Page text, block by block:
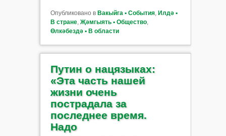
Опубликовано в Вакыйга ▪ События, Илдә ▪
В стране, Җәмгыять ▪ Общество,
Өлкәбездә ▪ В области
Путин о нацязыках:
«Эта часть нашей
жизни очень
пострадала за
последнее время.
Надо